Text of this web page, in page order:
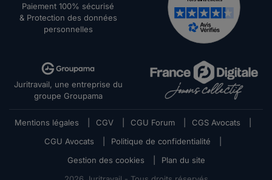
Paiement 100% sécurisé
& Protection des données
personnelles
Juritravail, une entreprise du
groupe Groupama
Mentions légales CGV CGU Forum CGS Avocats
CGU Avocats
Politique de confidentialité
Gestion des cookies
Plan du site